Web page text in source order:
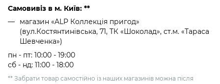
Самовивіз в м. Київ: **
магазин «ALP Коллекція пригод»
(вул.Костянтинівська, 71, ТК «Шоколад», ст.м. «Тараса
Шевченка»)
пн - пт: 10:00 - 19:00
сб - нд: 11:00 - 18:00
** Забрати товар самостійно із наших магазинів можна після